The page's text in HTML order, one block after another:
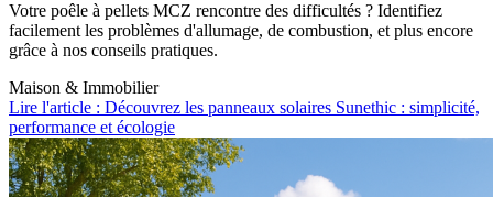
Votre poêle à pellets MCZ rencontre des difficultés ? Identifiez
facilement les problèmes d'allumage, de combustion, et plus encore
grâce à nos conseils pratiques.
Maison & Immobilier
Lire l'article : Découvrez les panneaux solaires Sunethic : simplicité,
performance et écologie